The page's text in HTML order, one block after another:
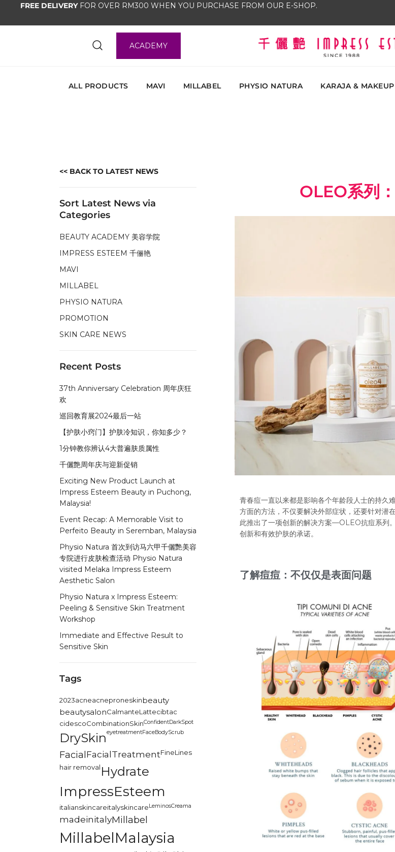
FREE DELIVERYFOR OVER RM300 WHEN YOU PURCHASE FROM OUR E-SHOP.
ACADEMY
ALL PRODUCTS MAVI MILLABEL PHYSIO NATURA KARAJA & MAKEUP
OLEO系列
青春痘一直以来都是影响各个年龄段人士的持久
方面的方法，不仅要解决外部症状，还要针对
此推出了一项创新的解决方案—OLEO抗痘系
创新和有效护肤的承诺。
了解痘痘：不仅仅是表面问题
<< BACK TO LATEST NEWS
Sort Latest News via
Categories
BEAUTY ACADEMY 美容学院
IMPRESS ESTEEM 千俪艳
MAVI
MILLABEL
PHYSIO NATURA
PROMOTION
SKIN CARE NEWS
Recent Posts
37th Anniversary Celebration 周年庆狂
欢
巡回教育展2024最后一站
【护肤小窍门】护肤冷知识，你知多少？
1分钟教你辨认4大普遍肤质属性
千儷艶周年庆与迎新促销
Exciting New Product Launch at
Impress Esteem Beauty in Puchong,
Malaysia!
Event Recap: A Memorable Visit to
Perfeito Beauty in Seremban, Malaysia
Physio Natura 首次到访马六甲千儷艷美容
专院进行皮肤检查活动 Physio Natura
visited Melaka Impress Esteem
Aesthetic Salon
Physio Natura x Impress Esteem:
Peeling & Sensitive Skin Treatment
Workshop
Immediate and Effective Result to
Sensitive Skin
Tags
2023acneacneproneskinbeauty
beautysalonCalmanteLattecibtac
cidescoCombinationSkinConfidentDarkSpot
DrySkineyetreatmentFaceBodyScrub
FacialFacialTreatmentFineLines
hair removal Hydrate
ImpressEsteem
italianskincareitalyskincareLeminosCreama
madeinitalyMillabel
MillabelMalaysia